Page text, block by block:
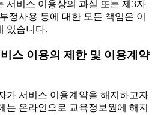
서비스 이용상의 과실 또는 제3자
정사용 등에 대한 모든 책임은 이
있습니다.
스 이용의 제한 및 이용계약
가 서비스 이용계약을 해지하고자
는 온라인으로 교육정보원에 해지